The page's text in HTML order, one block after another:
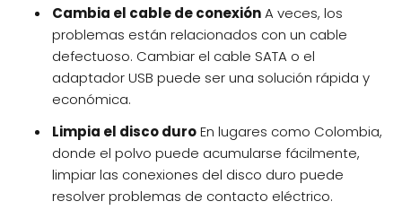
Cambia el cable de conexiónA veces, los
problemas están relacionados con un cable
defectuoso. Cambiar el cable SATA o el
adaptador USB puede ser una solución rápida y
económica.
Limpia el disco duroEn lugares como Colombia,
donde el polvo puede acumularse fácilmente,
limpiar las conexiones del disco duro puede
resolver problemas de contacto eléctrico.